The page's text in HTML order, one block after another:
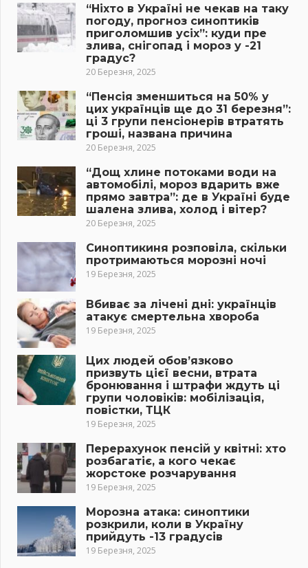
“Ніхто в Україні не чекав на таку
погоду, прогноз синоптиків
приголомшив усіх”: куди пре
злива, снігопад і мороз у -21
градус?
20 Березня, 2025
“Пенсія зменшиться на 50% у
цих українців ще до 31 березня”:
ці 3 групи пенсіонерів втратять
гроші, названа причина
20 Березня, 2025
“Дощ хлине потоками води на
автомобілі, мороз вдарить вже
прямо завтра”: де в Україні буде
шалена злива, холод і вітер?
20 Березня, 2025
Синоптикиня розповіла, скільки
протримаються морозні ночі
19 Березня, 2025
Вбиває за лічені дні: українців
атакує смертельна хвороба
19 Березня, 2025
Цих людей обов’язково
призвуть цієї весни, втрата
бронювання і штрафи ждуть ці
групи чоловіків: мобілізація,
повістки, ТЦК
19 Березня, 2025
Перерахунок пенсій у квітні: хто
розбагатіє, а кого чекає
жорстоке розчарування
19 Березня, 2025
Морозна атака: синоптики
розкрили, коли в Україну
прийдуть -13 градусів
19 Березня, 2025